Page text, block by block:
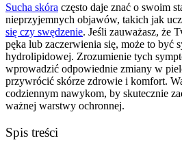
Sucha skóra często daje znać o swoim
nieprzyjemnych objawów, takich jak
się czy swędzenie. Jeśli zauważasz, że
pęka lub zaczerwienia się, może to być
hydrolipidowej. Zrozumienie tych
wprowadzić odpowiednie zmiany w
przywrócić skórze zdrowie i komfort.
codziennym nawykom, by skutecznie
ważnej warstwy ochronnej.
Spis treści